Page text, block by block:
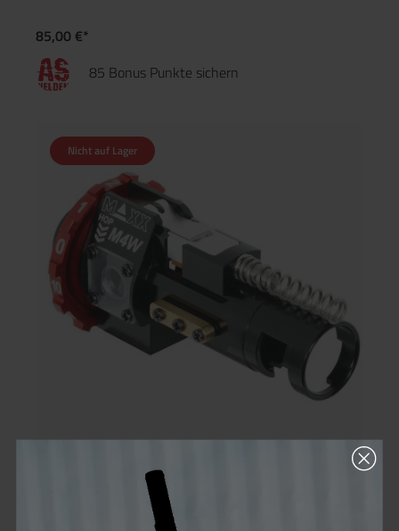
Einsatzbedingungen. Der präzise Rotary-Hop-Up-Versteller
ermöglicht eine fein abgestufte Einstellung des Hop-Ups und
sorgt in Kombination mit dem überarbeiteten Hop-Up-Hebel
und den verschiedenen Nubs für eine exzellente
einen perfekten Sitz der Kammer und verhindern
unerwünschtes Spiel zwischen Lauf und HPA-Engine. Ein
weiterer Vorteil ist die hohe Kompatibilität mit GBB-Hop-Up-
Gummis wie den Maple Leaf Wonder oder Super GBB
Buckings. Bitte beachte, dass diese Hop-Up-Kammer nicht mit
herkömmlichen AEG-Hop-Up-Gummis kompatibel ist. Für den
Betrieb werden ein GBB-Hop-Up-Gummi sowie ein GBB-
Innenlauf mit AEG-/GBB-Fenster benötigt. Highlights CNC-
gefräst aus hochwertigem Aircraft-Aluminium Speziell
entwickelt für Wolverine MTW HPA-Systeme Passend für
MTW Milspec, Forged, Billet und MTW-9 Präziser Rotary-Hop-
Up-Versteller Selbstzentrierender Einlassadapter für perfekte
Abdichtung CNC-Messing-Seitenführungen für spielfreien Sitz
Delrin C-Clip zur sicheren Laufbefestigung Inklusive
verschiedener Hop-Up Nubs für individuelle Setups Ideal für
85,00 €*
85 Bonus Punkte sichern
Nicht auf Lager
Maxx Model CNC Hop-Up Chamber M4W für MTWs
Die Maxx Model CNC Hop-Up Chamber M4W ist eine